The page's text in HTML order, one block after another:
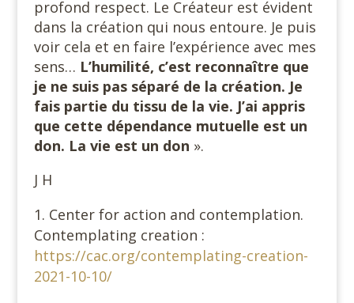
profond respect. Le Créateur est évident
dans la création qui nous entoure. Je puis
voir cela et en faire l’expérience avec mes
sens… L’humilité, c’est reconnaître que
je ne suis pas séparé de la création. Je
fais partie du tissu de la vie. J’ai appris
que cette dépendance mutuelle est un
don. La vie est un don ».
J H
Center for action and contemplation.
Contemplating creation :
https://cac.org/contemplating-creation-
2021-10-10/